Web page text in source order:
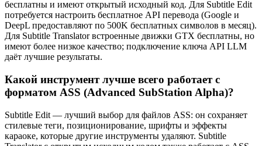
бесплатны и имеют открытый исходный код. Для Subtitle Edit
потребуется настроить бесплатное API перевода (Google и
DeepL предоставляют по 500K бесплатных символов в месяц).
Для Subtitle Translator встроенные движки GTX бесплатны, но
имеют более низкое качество; подключение ключа API LLM
даёт лучшие результаты.
Какой инструмент лучше всего работает с
форматом ASS (Advanced SubStation Alpha)?
Subtitle Edit — лучший выбор для файлов ASS: он сохраняет
стилевые теги, позиционирование, шрифты и эффекты
караоке, которые другие инструменты удаляют. Subtitle